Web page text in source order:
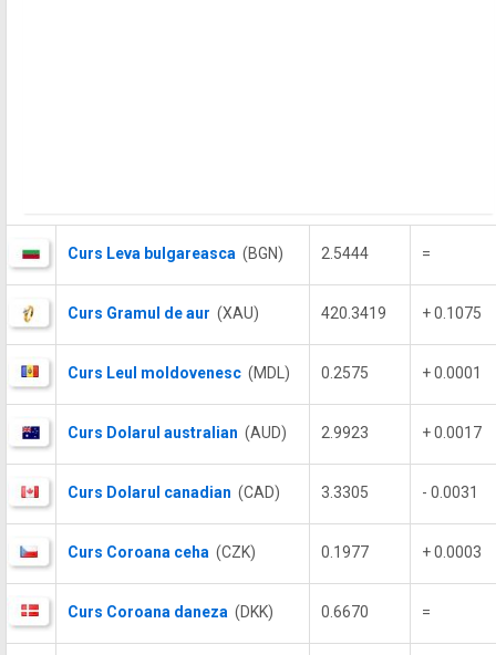
Curs Leva bulgareasca (BGN) 2.5444 =
Curs Gramul de aur (XAU) 420.3419 + 0.1075
Curs Leul moldovenesc (MDL) 0.2575 + 0.0001
Curs Dolarul australian (AUD) 2.9923 + 0.0017
Curs Dolarul canadian (CAD) 3.3305 - 0.0031
Curs Coroana ceha (CZK) 0.1977 + 0.0003
Curs Coroana daneza (DKK) 0.6670 =